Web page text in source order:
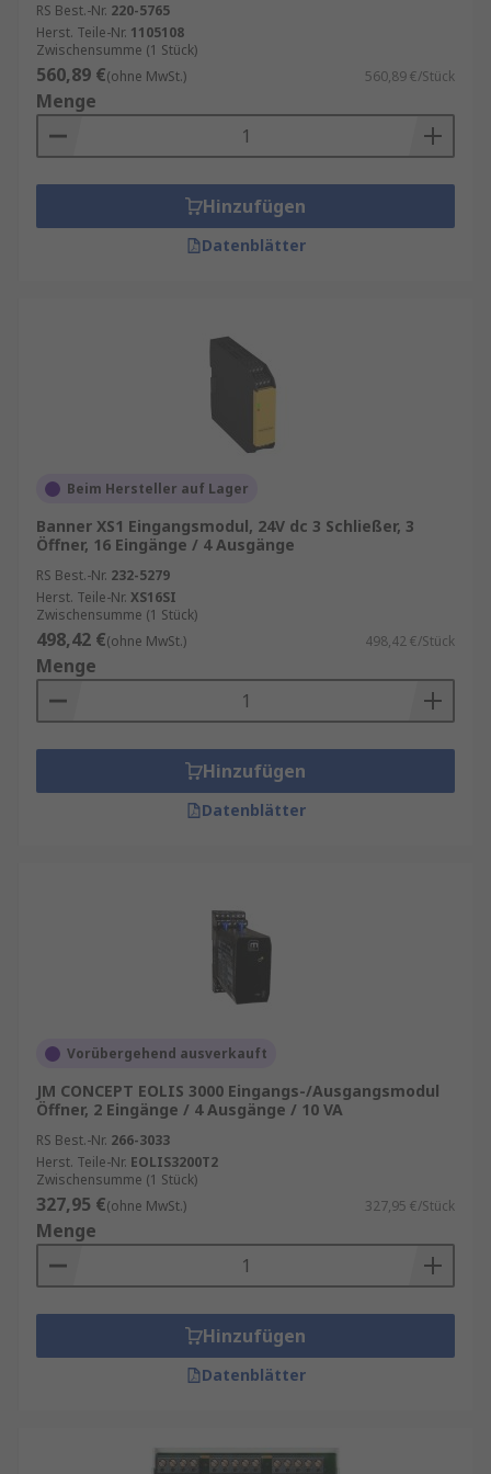
menschliche Fehler zu minimieren.
RS Best.-Nr. 220-5765
Herst. Teile-Nr. 1105108
Zwischensumme (1 Stück)
560,89 €(ohne MwSt.) 560,89 €/Stück
Menge
Hinzufügen
Datenblätter
Beim Hersteller auf Lager
Banner XS1 Eingangsmodul, 24V dc 3 Schließer, 3
Öffner, 16 Eingänge / 4 Ausgänge
RS Best.-Nr. 232-5279
Herst. Teile-Nr. XS16SI
Zwischensumme (1 Stück)
498,42 €(ohne MwSt.) 498,42 €/Stück
Menge
Hinzufügen
Datenblätter
Vorübergehend ausverkauft
JM CONCEPT EOLIS 3000 Eingangs-/Ausgangsmodul
Öffner, 2 Eingänge / 4 Ausgänge / 10 VA
RS Best.-Nr. 266-3033
Herst. Teile-Nr. EOLIS3200T2
Zwischensumme (1 Stück)
327,95 €(ohne MwSt.) 327,95 €/Stück
Menge
Hinzufügen
Datenblätter